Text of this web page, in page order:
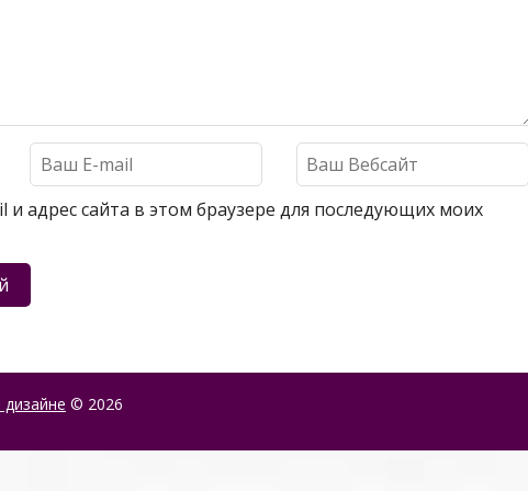
и адрес сайта в этом браузере для последующих моих
© 2026